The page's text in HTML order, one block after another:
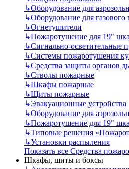
↳Оборудование для
↳Оборудование для
↳Огнетушители
↳Пожаротушение для 19"
↳Сигнально-осветительные
↳Системы пожаротушения
↳Средства защиты органов
↳Стволы пожарные
↳Шкафы пожарные
↳Щиты пожарные
↳Эвакуационные устройства
↳Оборудование для
↳Пожаротушение для 19"
↳Типовые решения
↳Установки распыления
Показать все Средства
Шкафы, щиты и боксы